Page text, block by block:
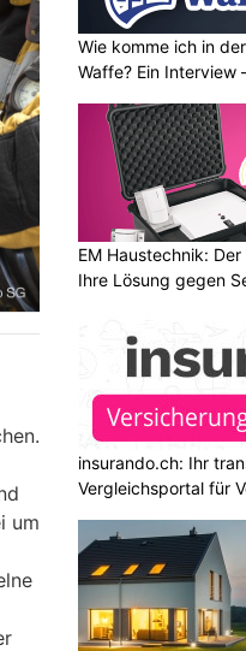
um
Wie komme ich in
Waffe? Ein Interview
EM Haustechnik:
Ihre Lösung gegen
insurando.ch: Ihr
Vergleichsportal für